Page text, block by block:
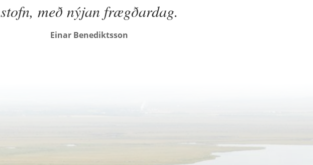
stofn, með nýjan frægðardag.
Einar Benediktsson